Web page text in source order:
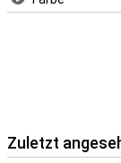
Zuletzt